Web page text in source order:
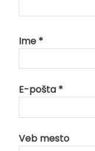
Ime *
E-pošta *
Veb mesto